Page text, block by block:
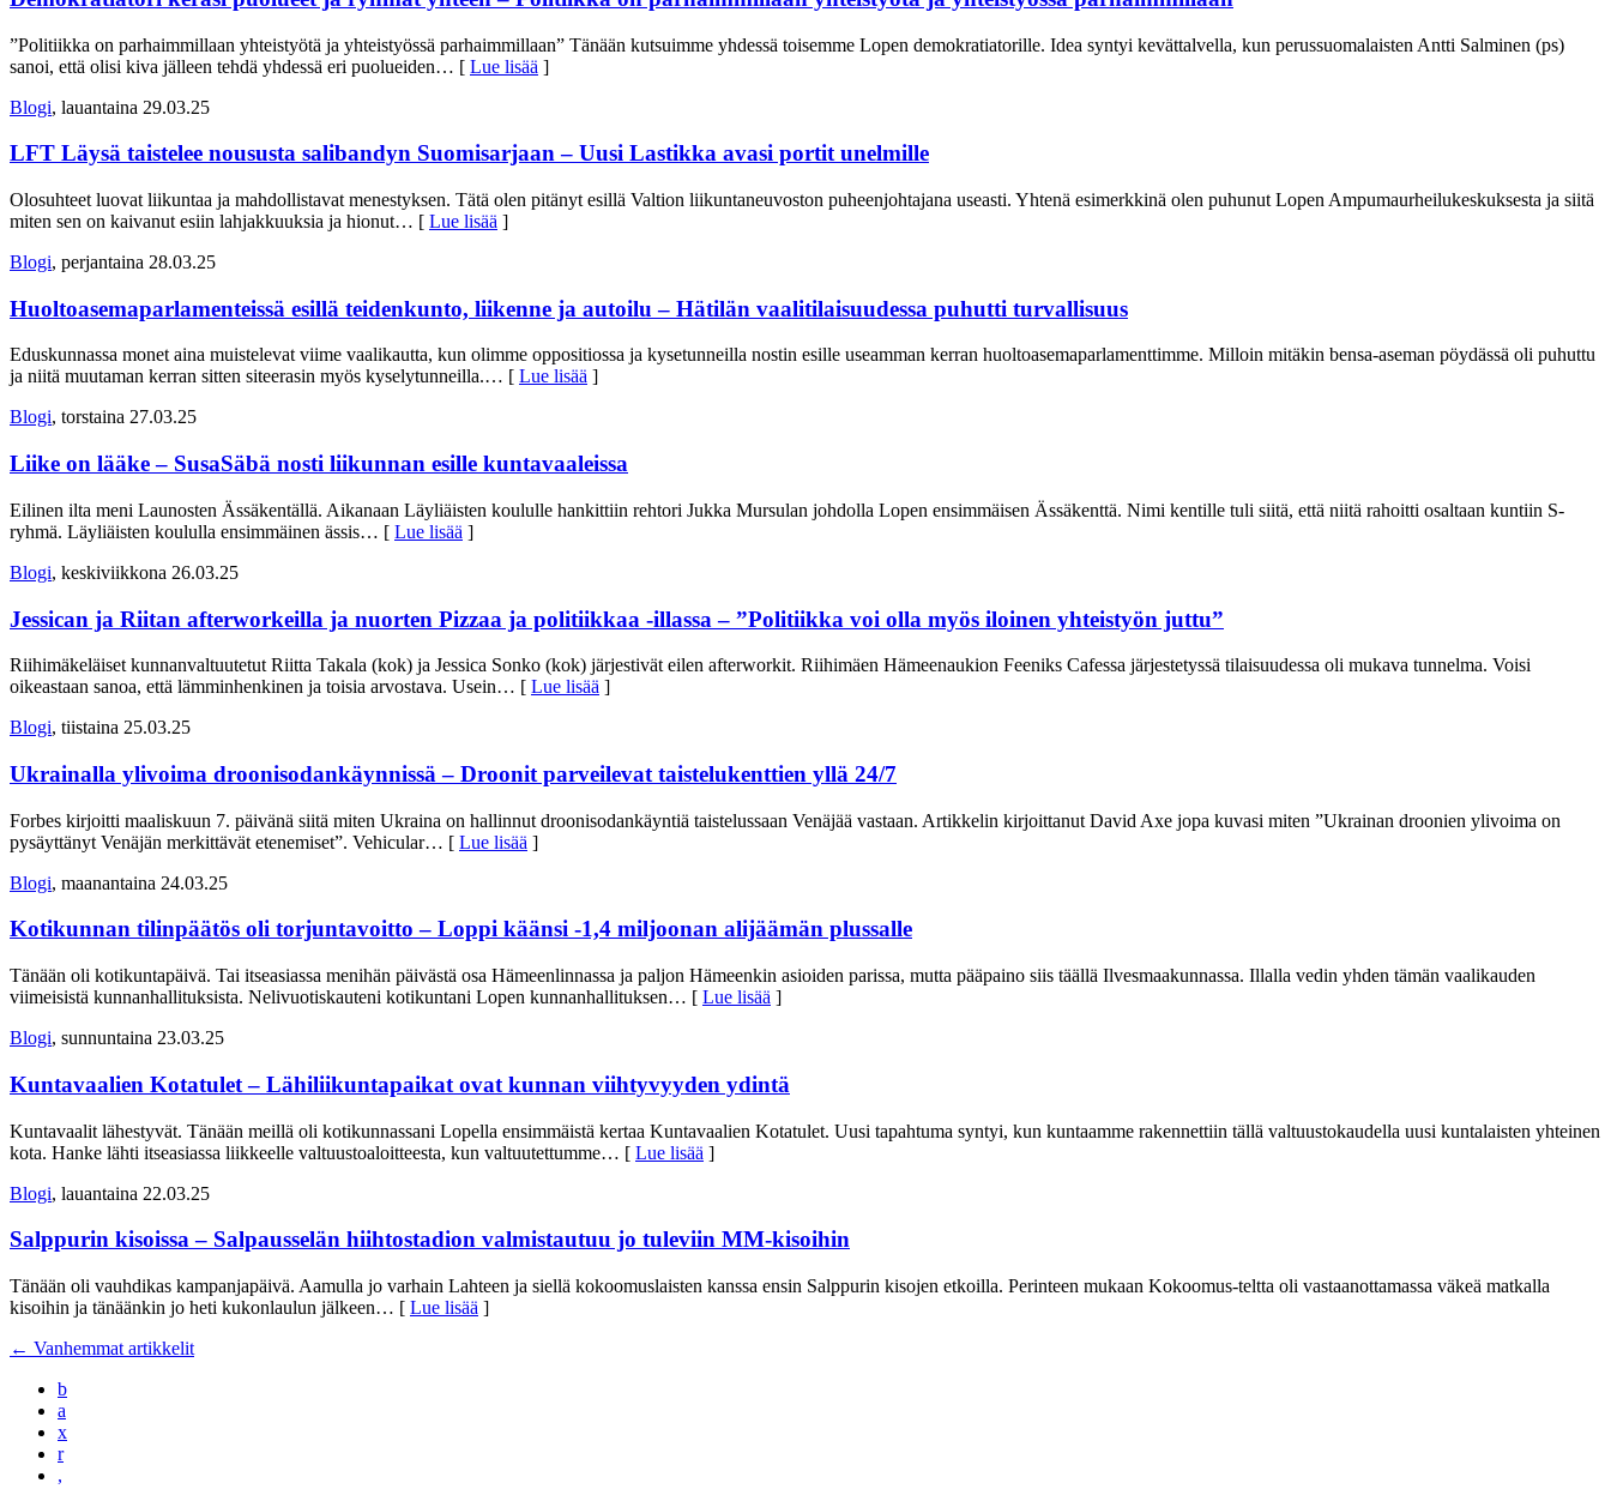
”Politiikka on parhaimmillaan yhteistyötä ja yhteistyössä parhaimmillaan” Tänään kutsuimme yhdessä toisemme Lopen demokratiatorille. Idea syntyi kevättalvella, kun perussuomalaisten Antti Salminen (ps)
sanoi, että olisi kiva jälleen tehdä yhdessä eri puolueiden… [ Lue lisää ]
Blogi, lauantaina 29.03.25
LFT Läysä taistelee noususta salibandyn Suomisarjaan – Uusi Lastikka avasi portit unelmille
Olosuhteet luovat liikuntaa ja mahdollistavat menestyksen. Tätä olen pitänyt esillä Valtion liikuntaneuvoston puheenjohtajana useasti. Yhtenä esimerkkinä olen puhunut Lopen Ampumaurheilukeskuksesta ja siitä
miten sen on kaivanut esiin lahjakkuuksia ja hionut… [ Lue lisää ]
Blogi, perjantaina 28.03.25
Huoltoasemaparlamenteissä esillä teidenkunto, liikenne ja autoilu – Hätilän vaalitilaisuudessa puhutti turvallisuus
Eduskunnassa monet aina muistelevat viime vaalikautta, kun olimme oppositiossa ja kysetunneilla nostin esille useamman kerran huoltoasemaparlamenttimme. Milloin mitäkin bensa-aseman pöydässä oli puhuttu
ja niitä muutaman kerran sitten siteerasin myös kyselytunneilla.… [ Lue lisää ]
Blogi, torstaina 27.03.25
Liike on lääke – SusaSäbä nosti liikunnan esille kuntavaaleissa
Eilinen ilta meni Launosten Ässäkentällä. Aikanaan Läyliäisten koululle hankittiin rehtori Jukka Mursulan johdolla Lopen ensimmäisen Ässäkenttä. Nimi kentille tuli siitä, että niitä rahoitti osaltaan kuntiin S-
ryhmä. Läyliäisten koululla ensimmäinen ässis… [ Lue lisää ]
Blogi, keskiviikkona 26.03.25
Jessican ja Riitan afterworkeilla ja nuorten Pizzaa ja politiikkaa -illassa – ”Politiikka voi olla myös iloinen yhteistyön juttu”
Riihimäkeläiset kunnanvaltuutetut Riitta Takala (kok) ja Jessica Sonko (kok) järjestivät eilen afterworkit. Riihimäen Hämeenaukion Feeniks Cafessa järjestetyssä tilaisuudessa oli mukava tunnelma. Voisi
oikeastaan sanoa, että lämminhenkinen ja toisia arvostava. Usein… [ Lue lisää ]
Blogi, tiistaina 25.03.25
Ukrainalla ylivoima droonisodankäynnissä – Droonit parveilevat taistelukenttien yllä 24/7
Forbes kirjoitti maaliskuun 7. päivänä siitä miten Ukraina on hallinnut droonisodankäyntiä taistelussaan Venäjää vastaan. Artikkelin kirjoittanut David Axe jopa kuvasi miten ”Ukrainan droonien ylivoima on
pysäyttänyt Venäjän merkittävät etenemiset”. Vehicular… [ Lue lisää ]
Blogi, maanantaina 24.03.25
Kotikunnan tilinpäätös oli torjuntavoitto – Loppi käänsi -1,4 miljoonan alijäämän plussalle
Tänään oli kotikuntapäivä. Tai itseasiassa menihän päivästä osa Hämeenlinnassa ja paljon Hämeenkin asioiden parissa, mutta pääpaino siis täällä Ilvesmaakunnassa. Illalla vedin yhden tämän vaalikauden
viimeisistä kunnanhallituksista. Nelivuotiskauteni kotikuntani Lopen kunnanhallituksen… [ Lue lisää ]
Blogi, sunnuntaina 23.03.25
Kuntavaalien Kotatulet – Lähiliikuntapaikat ovat kunnan viihtyvyyden ydintä
Kuntavaalit lähestyvät. Tänään meillä oli kotikunnassani Lopella ensimmäistä kertaa Kuntavaalien Kotatulet. Uusi tapahtuma syntyi, kun kuntaamme rakennettiin tällä valtuustokaudella uusi kuntalaisten yhteinen
kota. Hanke lähti itseasiassa liikkeelle valtuustoaloitteesta, kun valtuutettumme… [ Lue lisää ]
Blogi, lauantaina 22.03.25
Salppurin kisoissa – Salpausselän hiihtostadion valmistautuu jo tuleviin MM-kisoihin
Tänään oli vauhdikas kampanjapäivä. Aamulla jo varhain Lahteen ja siellä kokoomuslaisten kanssa ensin Salppurin kisojen etkoilla. Perinteen mukaan Kokoomus-teltta oli vastaanottamassa väkeä matkalla
kisoihin ja tänäänkin jo heti kukonlaulun jälkeen… [ Lue lisää ]
← Vanhemmat artikkelit
b
a
x
r
,